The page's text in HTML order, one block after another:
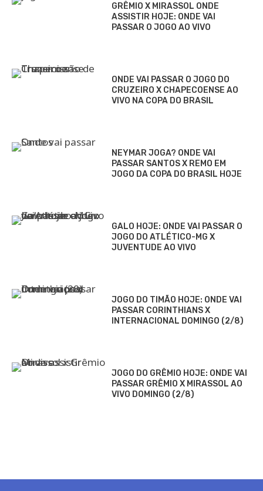
GRÊMIO X MIRASSOL ONDE
ASSISTIR HOJE: ONDE VAI
PASSAR O JOGO AO VIVO
ONDE VAI PASSAR O JOGO DO
CRUZEIRO X CHAPECOENSE AO
VIVO NA COPA DO BRASIL
NEYMAR JOGA? ONDE VAI
PASSAR SANTOS X REMO EM
JOGO DA COPA DO BRASIL HOJE
GALO HOJE: ONDE VAI PASSAR O
JOGO DO ATLÉTICO-MG X
JUVENTUDE AO VIVO
JOGO DO TIMÃO HOJE: ONDE VAI
PASSAR CORINTHIANS X
INTERNACIONAL DOMINGO (2/8)
JOGO DO GRÊMIO HOJE: ONDE VAI
PASSAR GRÊMIO X MIRASSOL AO
VIVO DOMINGO (2/8)